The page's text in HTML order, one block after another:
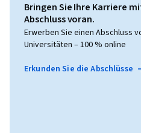
Bringen Sie Ihre Karriere
Abschluss voran.
Erwerben Sie einen Abschluss
Universitäten – 100 % online
Erkunden Sie die Abschlüsse